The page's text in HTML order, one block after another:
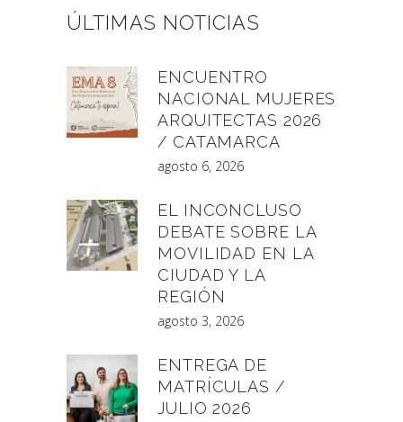
ÚLTIMAS NOTICIAS
ENCUENTRO
NACIONAL MUJERES
ARQUITECTAS 2026
/ CATAMARCA
agosto 6, 2026
EL INCONCLUSO
DEBATE SOBRE LA
MOVILIDAD EN LA
CIUDAD Y LA
REGIÓN
agosto 3, 2026
ENTREGA DE
MATRÍCULAS /
JULIO 2026